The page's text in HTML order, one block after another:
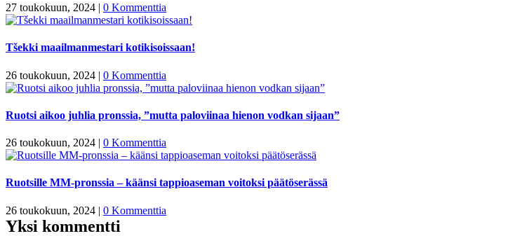
27 toukokuun, 2024 | 0 Kommenttia
Tšekki maailmanmestari kotikisoissaan!
26 toukokuun, 2024 | 0 Kommenttia
Ruotsi aikoo juhlia pronssia, ”mutta paloviinaa hienon vodkan sijaan”
26 toukokuun, 2024 | 0 Kommenttia
Ruotsille MM-pronssia – käänsi tappioaseman voitoksi päätöserässä
26 toukokuun, 2024 | 0 Kommenttia
Yksi kommentti